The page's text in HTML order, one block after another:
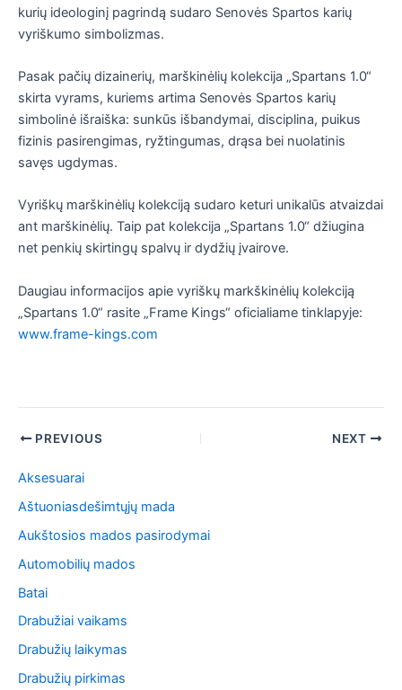
kurių ideologinį pagrindą sudaro Senovės Spartos karių
vyriškumo simbolizmas.
Pasak pačių dizainerių, marškinėlių kolekcija „Spartans 1.0“
skirta vyrams, kuriems artima Senovės Spartos karių
simbolinė išraiška: sunkūs išbandymai, disciplina, puikus
fizinis pasirengimas, ryžtingumas, drąsa bei nuolatinis
savęs ugdymas.
Vyriškų marškinėlių kolekciją sudaro keturi unikalūs atvaizdai
ant marškinėlių. Taip pat kolekcija „Spartans 1.0“ džiugina
net penkių skirtingų spalvų ir dydžių įvairove.
Daugiau informacijos apie vyriškų markškinėlių kolekciją
„Spartans 1.0“ rasite „Frame Kings“ oficialiame tinklapyje:
www.frame-kings.com
PostPREVIOUS NEXT
Aksesuarai
Aštuoniasdešimtųjų mada
Aukštosios mados pasirodymai
Automobilių mados
Batai
Drabužiai vaikams
Drabužių laikymas
Drabužių pirkimas